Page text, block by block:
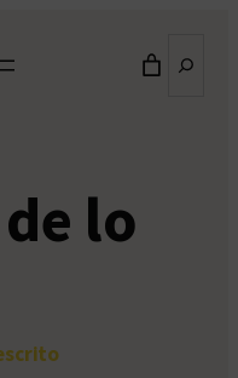
lo